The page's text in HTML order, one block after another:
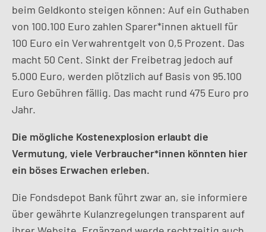
beim Geldkonto steigen können: Auf ein Guthaben
von 100.100 Euro zahlen Sparer*innen aktuell für
100 Euro ein Verwahrentgelt von 0,5 Prozent. Das
macht 50 Cent. Sinkt der Freibetrag jedoch auf
5.000 Euro, werden plötzlich auf Basis von 95.100
Euro Gebühren fällig. Das macht rund 475 Euro pro
Jahr.
Die mögliche Kostenexplosion erlaubt die
Vermutung, viele Verbraucher*innen könnten hier
ein böses Erwachen erleben.
Die Fondsdepot Bank führt zwar an, sie informiere
über gewährte Kulanzregelungen transparent auf